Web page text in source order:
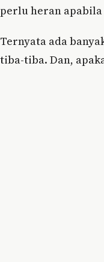
perlu heran
Ternyata ada
tiba-tiba. Dan,